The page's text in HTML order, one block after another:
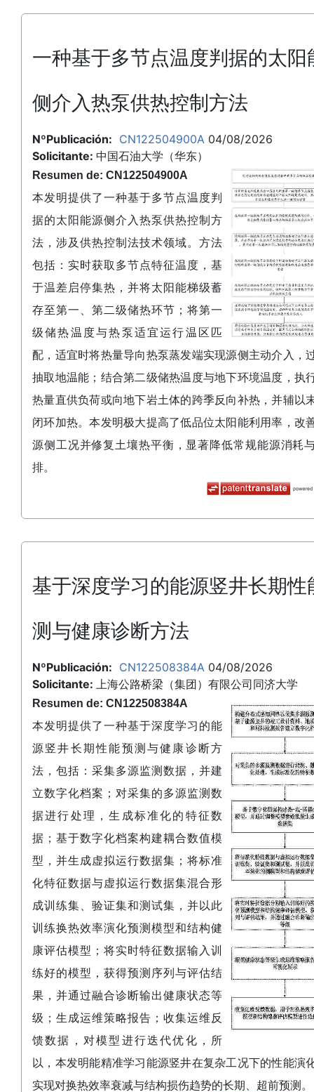
一种基于多节点温度判据的太阳
侧介入热泵供热控制方法
NºPublicación: CN122504900A 04/08/2026
Solicitante: 中国石油大学（华东）
Resumen de: CN122504900A
本发明提供了一种基于多节点温度判
据的太阳能源侧介入热泵供热控制方
法，涉及供热控制法技术领域。方法
包括：实时获取多节点特征温度，基
于温差启停集热，并将太阳能梯级蓄
存至第一、第二级储热环节；将第一
级储热温度与热泵适宜运行温区匹
配，适宜时将热量导向热泵蒸发端实现源侧主动介入，
抽取地温能；结合第二级储热温度与地下环境温度，执
热量直供负荷或向地下岩土体的跨季反向补热，并辅以
闭环加热。本发明极大提高了低品位太阳能利用率，改
源侧工况并修复土壤热平衡，显著降低常规能源消耗
排。
基于深度学习的能源竖井长期性
测与健康诊断方法
NºPublicación: CN122508384A 04/08/2026
Solicitante: 上海公路桥梁（集团）有限公司同济大学
Resumen de: CN122508384A
本发明提供了一种基于深度学习的能
源竖井长期性能预测与健康诊断方
法，包括：采集多源监测数据，并建
立数字化档案；对采集的多源监测数
据进行处理，生成标准化的特征数
据；基于数字化档案构建耦合数值模
型，并生成虚拟运行数据集；将标准
化特征数据与虚拟运行数据集混合形
成训练集、验证集和测试集，并以此
训练换热效率演化预测模型和结构健
康评估模型；将实时特征数据输入训
练好的模型，获得预测序列与评估结
果，并通过融合诊断输出健康状态等
级；生成运维策略报告；收集运维反
馈数据，对模型进行迭代优化，所
以，本发明能精准学习能源竖井在复杂工况下的性能演
实现对换热效率衰减与结构损伤趋势的长期、超前预测。